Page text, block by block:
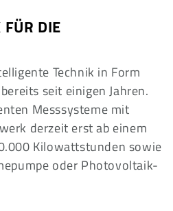
FÜR DIE
Technik in Form
seit einigen Jahren.
Messsysteme mit
derzeit erst ab einem
Kilowattstunden sowie
oder Photovoltaik-